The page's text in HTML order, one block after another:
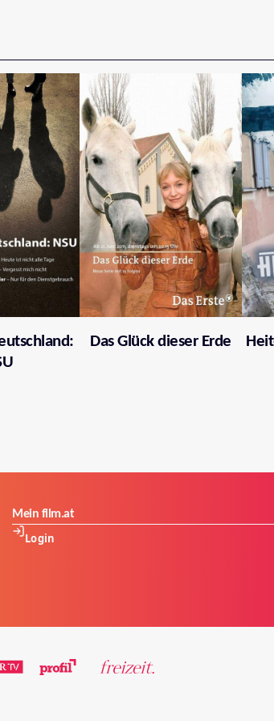
Das Glück dieser Erde
Mein film.at
Login